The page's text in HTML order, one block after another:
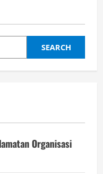
SEARCH
Organisasi